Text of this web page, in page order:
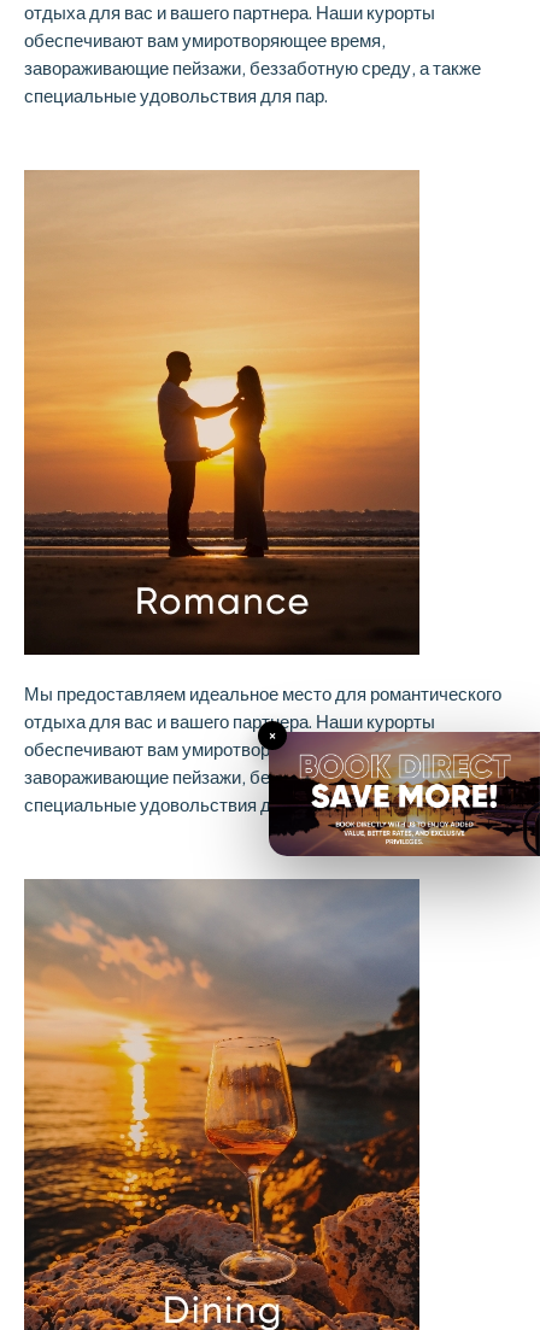
отдыха для вас и вашего партнера. Наши курорты
обеспечивают вам умиротворяющее время,
завораживающие пейзажи, беззаботную среду, а также
специальные удовольствия для пар.
Мы предоставляем идеальное место для романтического
отдыха для вас и вашего партнера. Наши курорты
обеспечивают вам умиротворяющее время,
завораживающие пейзажи, беззаботную среду, а также
специальные удовольствия для пар.
×